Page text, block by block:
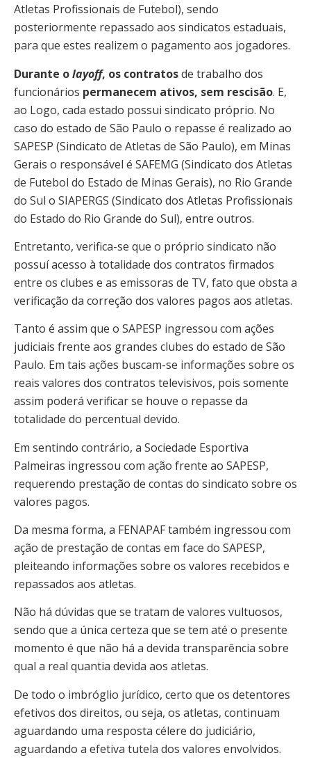
Atletas Profissionais de Futebol), sendo
posteriormente repassado aos sindicatos estaduais,
para que estes realizem o pagamento aos jogadores.
Durante olayoff, os contratosde trabalho dos
funcionários permanecem ativos, sem rescisão. E,
ao Logo, cada estado possui sindicato próprio. No
caso do estado de São Paulo o repasse é realizado ao
SAPESP (Sindicato de Atletas de São Paulo), em Minas
Gerais o responsável é SAFEMG (Sindicato dos Atletas
de Futebol do Estado de Minas Gerais), no Rio Grande
do Sul o SIAPERGS (Sindicato dos Atletas Profissionais
do Estado do Rio Grande do Sul), entre outros.
Entretanto, verifica-se que o próprio sindicato não
possuí acesso à totalidade dos contratos firmados
entre os clubes e as emissoras de TV, fato que obsta a
verificação da correção dos valores pagos aos atletas.
Tanto é assim que o SAPESP ingressou com ações
judiciais frente aos grandes clubes do estado de São
Paulo. Em tais ações buscam-se informações sobre os
reais valores dos contratos televisivos, pois somente
assim poderá verificar se houve o repasse da
totalidade do percentual devido.
Em sentindo contrário, a Sociedade Esportiva
Palmeiras ingressou com ação frente ao SAPESP,
requerendo prestação de contas do sindicato sobre os
valores pagos.
Da mesma forma, a FENAPAF também ingressou com
ação de prestação de contas em face do SAPESP,
pleiteando informações sobre os valores recebidos e
repassados aos atletas.
Não há dúvidas que se tratam de valores vultuosos,
sendo que a única certeza que se tem até o presente
momento é que não há a devida transparência sobre
qual a real quantia devida aos atletas.
De todo o imbróglio jurídico, certo que os detentores
efetivos dos direitos, ou seja, os atletas, continuam
aguardando uma resposta célere do judiciário,
aguardando a efetiva tutela dos valores envolvidos.